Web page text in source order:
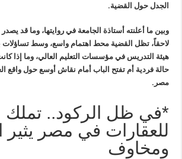
الجدل حول القضية.
وبين ما أعلنته أستاذة الجامعة في روايتها، وما قد
لاحقاً، تظل القضية محط اهتمام واسع، وسط
هيئة التدريس في مؤسسات التعليم العالي، وما إذا
حالة فردية أم تفتح الباب أمام نقاش أوسع حول واقع
مصر .
*في ظل الركود.. تملك
للعقارات في مصر يثير
ومخاوف